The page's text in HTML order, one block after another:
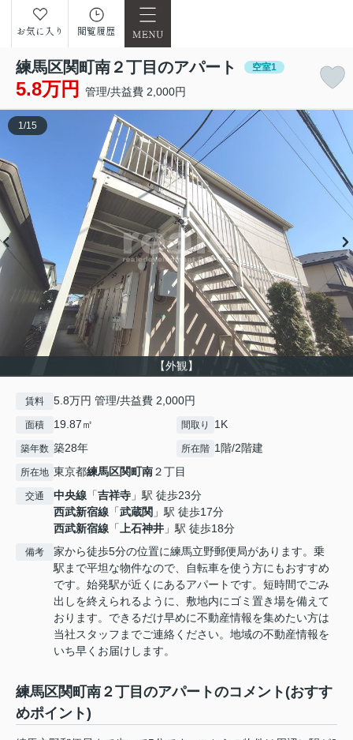
お気に入り 閲覧履歴
練馬区関町南２丁目のアパート 空室1
5.8万円 管理/共益費 2,000円
【外観】
1 /15
賃料 5.8万円 管理/共益費 2,000円
面積 19.87㎡ 間取り 1K
築年数 築28年 所在階 1階/2階建
所在地 東京都練馬区関町南２丁目
交通 中央線 「吉祥寺 」駅 徒歩23分
西武新宿線 「武蔵関 」駅 徒歩17分
西武新宿線 「 上石神井 」駅 徒歩18分
備考
家から徒歩5分の位置に練馬立野郵便局があります。乗
駅まで平坦な物件なので、自転車を使う方にもおすすめ
です。始発駅が近くにあるアパートです。短時間でごみ
出しを終えられるように、敷地内にゴミ置き場を備えて
おります。できるだけ早めに不動産情報を集めたい方は
当社スタッフまでご連絡ください。地域の不動産情報を
いち早くお届けします。
練馬区関町南２丁目のアパートのコメント(おすす
めポイント)